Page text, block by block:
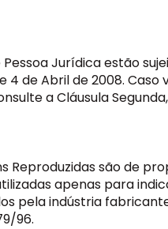
Jurídica estão
4 de Abril de 2008.
a Cláusula
Reproduzidas são de
apenas para
pela indústria
96.